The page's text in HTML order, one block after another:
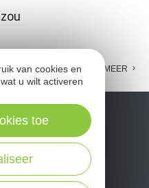
FACEBOOK MEER
van cookies en
u wilt activeren
toe